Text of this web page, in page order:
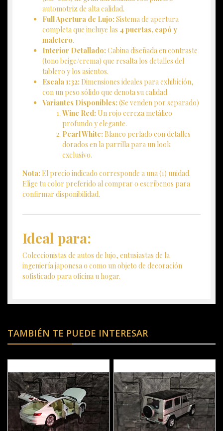
automotriz de alta calidad.
Full Apertura de Lujo: Sistema de apertura
completa que incluye las 4 puertas, capó y
maletero.
Interior Detallado: Cabina diseñada en contraste
(tono beige/crema) que resalta los detalles del
tablero y los asientos.
Escala 1:32: Dimensiones ideales para exhibición,
con un peso sólido que denota su calidad.
Variantes Disponibles: (Se venden por separado)
Wine Red: Un rojo cereza metálico
profundo y elegante.
Pearl White: Blanco perlado con detalles
dorados en la parrilla para un look
exclusivo.
Nota: El precio indicado corresponde a una (1) unidad.
Elige tu color preferido al comprar o escríbenos para
confirmar disponibilidad.
Ideal para:
Coleccionistas de autos de lujo, entusiastas de la
ingeniería japonesa o como un objeto de decoración
sofisticado para oficina u hogar.
TAMBIÉN TE PUEDE INTERESAR